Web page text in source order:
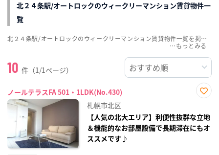
北２４条駅/オートロックのウィークリーマンション賃貸物件一
覧
10 件（1/1ページ）
ノールテラスFA 501・1LDK(No.430)
り登
録
札幌市北区
【人気の北大エリア】利便性抜群な立地
＆機能的なお部屋設備で長期滞在にもオ
ススメです♪
北２４条駅/オートロックのウィークリーマンション賃貸物件一覧を掲載中。敷金・礼金無料、家具・家電付をご紹介。こだわり条件での絞込みも簡単！
…